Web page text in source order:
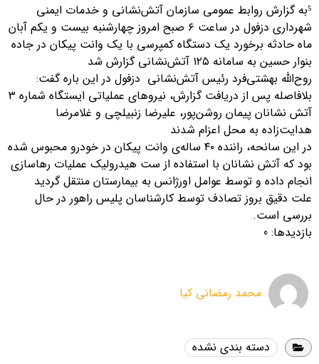
⁵به گزارش روابط عمومی سازمان آتش‌نشانی و خدمات ایمنی
شهرداری دزفول در ساعت ۶ صبح امروز چهارشنبه بیست و یکم آبان
ماه حادثه برخورد یک دستگاه کمپرسی با یک وانت پیکان در جاده
بنوار حسین به سامانه ۱۲۵ آتش‌نشانی گزارش شد
روح‌الله بهشتی‌فرد رئیس آتش‌نشانی دزفول در این باره گفت:
بلافاصله پس از دریافت گزارش، نیروهای عملیاتی ایستگاه شماره ۳
آتش نشانان پیمان روشن‌پور، علیرضا زنبیلچی و غلامرضا
هدایت‌زاده به محل اعزام شدند
در این سانحه، راننده ۴۰ ساله‌ی وانت پیکان در خودرو محبوس شده
بود که آتش نشانان با استفاده از ست هیدرولیک عملیات رهاسازی
انجام داده و توسط عوامل اورژانس به بیمارستان منتقل گردید
علت دقیق بروز تصادف توسط کارشناسان پلیس راهور در حال
بررسی است.
بازدیدها: 0
محمد رمضانی کیا
دسته بندی نشده